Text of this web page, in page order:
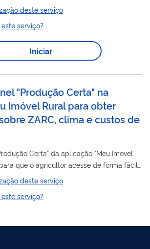
por meio de cooperação, acordos e
com organismos internacionais,
e entidades públicas ou privadas,
de natureza técnica ou financeira,
ou coordenação do Ministério do Meio
deste serviço
serviço?
Iniciar
"Produção Certa" na
Imóvel Rural para obter
ZARC, clima e custos de
Certa" da aplicação "Meu Imóvel
que o agricultor acesse de forma fácil
relevantes para sua produção. A
três conjutos de dados, divididas em
deste serviço
serviço?